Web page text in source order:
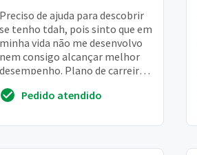
Preciso de ajuda para descobrir
se tenho tdah, pois sinto que em
minha vida não me desenvolvo
nem consigo alcançar melhor
desempenho. Plano de carreira,
com ...Pedido atendido